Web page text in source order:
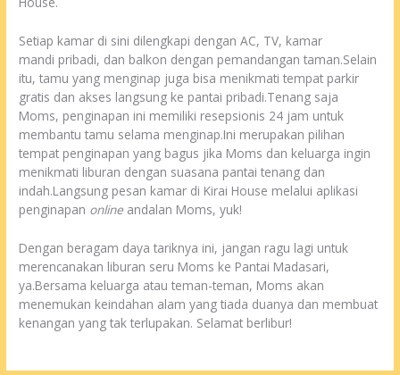
Setiap kamar di sini dilengkapi dengan AC, TV, kamar
mandi pribadi, dan balkon dengan pemandangan taman.Selain
itu, tamu yang menginap juga bisa menikmati tempat parkir
gratis dan akses langsung ke pantai pribadi.Tenang saja
Moms, penginapan ini memiliki resepsionis 24 jam untuk
membantu tamu selama menginap.Ini merupakan pilihan
tempat penginapan yang bagus jika Moms dan keluarga ingin
menikmati liburan dengan suasana pantai tenang dan
indah.Langsung pesan kamar di Kirai House melalui aplikasi
penginapan online andalan Moms, yuk!
Dengan beragam daya tariknya ini, jangan ragu lagi untuk
merencanakan liburan seru Moms ke Pantai Madasari,
ya.Bersama keluarga atau teman-teman, Moms akan
menemukan keindahan alam yang tiada duanya dan membuat
kenangan yang tak terlupakan. Selamat berlibur!